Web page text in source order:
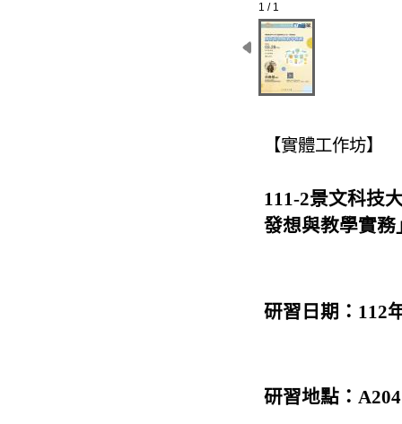
1 / 1
【實體工作坊】
111-2景文科技
發想與教學實務
研習日期：112
研習地點： A204